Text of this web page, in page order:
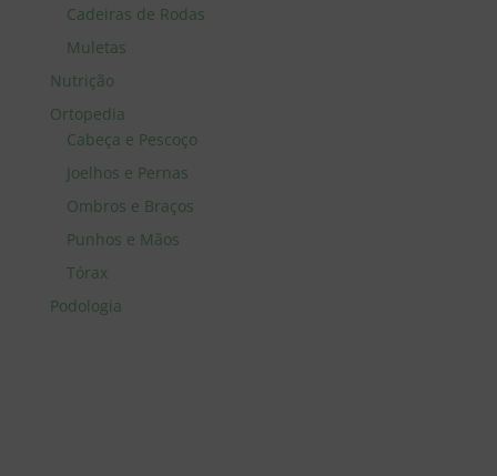
Cadeiras de Rodas
Muletas
Nutrição
Ortopedia
Cabeça e Pescoço
Joelhos e Pernas
Ombros e Braços
Punhos e Mãos
Tórax
Podologia